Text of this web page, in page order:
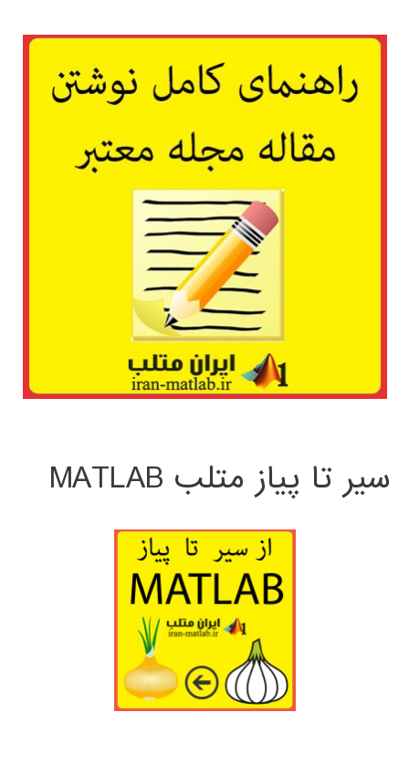
سیر تا پیاز متلب MATLAB